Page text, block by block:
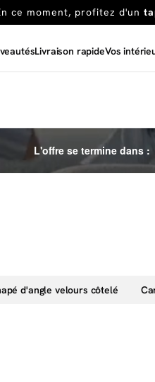
chancede profiter
Livraison rapideVos
L'offre se termine dans :
d'angle velours côtelé